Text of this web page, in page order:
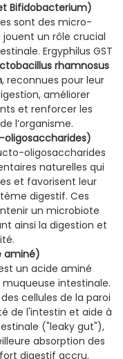
Bifidobacterium)
sont des micro-
un rôle crucial
Ergyphilus GST
rhamnosus
, reconnues pour leur
améliorer
et renforcer les
l’organisme.
oligosaccharides)
oligosaccharides
naturelles qui
et favorisent leur
digestif. Ces
un microbiote
ainsi la digestion et
aminé)
un acide aminé
intestinale.
cellules de la paroi
de l'intestin et aide à
("leaky gut"),
absorption des
digestif accru.